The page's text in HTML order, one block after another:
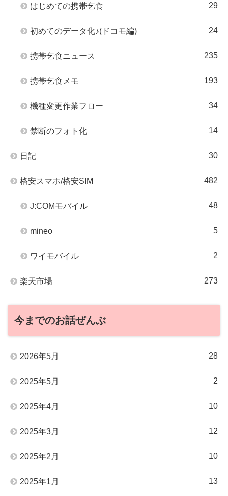
はじめての携帯乞食 29
初めてのデータ化♪(ドコモ編) 24
携帯乞食ニュース 235
携帯乞食メモ 193
機種変更作業フロー 34
禁断のフォト化 14
日記 30
格安スマホ/格安SIM 482
J:COMモバイル 48
mineo 5
ワイモバイル 2
楽天市場 273
今までのお話ぜんぶ
2026年5月 28
2025年5月 2
2025年4月 10
2025年3月 12
2025年2月 10
2025年1月 13